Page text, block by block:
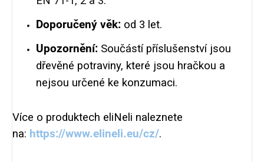
Doporučený věk: od 3 let.
Upozornění: Součástí příslušenství jsou
dřevěné potraviny, které jsou hračkou a
nejsou určené ke konzumaci.
Více o produktech eliNeli naleznete
na: https://www.elineli.eu/cz/.